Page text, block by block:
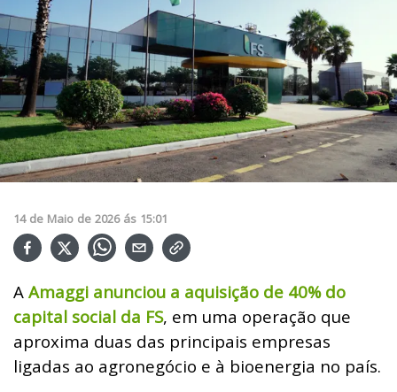
14 de Maio de 2026 ás 15:01
A Amaggi anunciou a aquisição de 40% do
capital social da FS, em uma operação que
aproxima duas das principais empresas
ligadas ao agronegócio e à bioenergia no país.